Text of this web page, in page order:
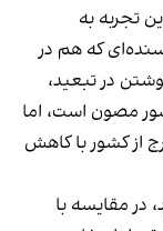
تجربه به
که هم در
در تبعید،
مصون است، اما
از کشور با کاهش
در مقایسه با